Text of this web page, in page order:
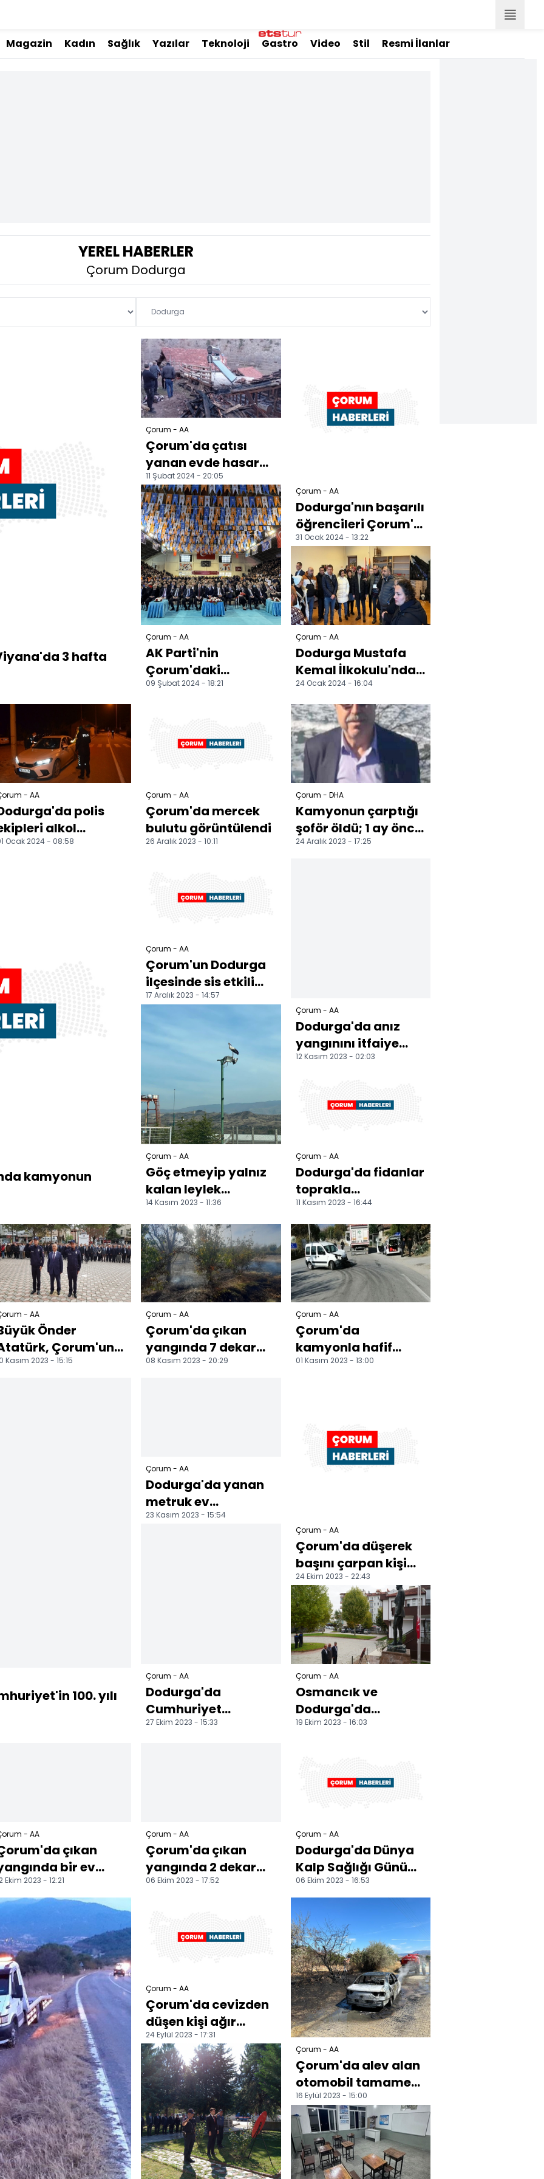
Magazin Kadın Sağlık Yazılar Teknoloji Gastro Video Stil Resmi İlanlar
YEREL HABERLER
Çorum Dodurga
3 hafta
Çorum - AA
Çorum'da çatısı
yanan evde hasar
oluştu
11 Şubat 2024 - 20:05
Çorum - AA
AK Parti'nin
Çorum'daki
belediye başkan
09 Şubat 2024 - 18:21
Çorum - AA
Dodurga'nın başarılı
öğrencileri Çorum'u
gezdi
31 Ocak 2024 - 13:22
Çorum - AA
Dodurga Mustafa
Kemal İlkokulu'ndan
eğitimciler
Hollanda'yı ziyaret
etti
24 Ocak 2024 - 16:04
- AA
polis
alkol
yaptı
Ocak 2024 - 08:58
Çorum - AA
Çorum'da mercek
bulutu görüntülendi
26 Aralık 2023 - 10:11
Çorum - DHA
Kamyonun çarptığı
şoför öldü; 1 ay önce
işe başlamış
24 Aralık 2023 - 17:25
kamyonun
Çorum - AA
Çorum'un Dodurga
ilçesinde sis etkili
oldu
17 Aralık 2023 - 14:57
Çorum - AA
Göç etmeyip yalnız
kalan leylek
belediye ekiplerince
besleniyor
14 Kasım 2023 - 11:36
Çorum - AA
Dodurga'da anız
yangınını itfaiye
ekipleri söndürdü
12 Kasım 2023 - 02:03
Çorum - AA
Dodurga'da fidanlar
toprakla
buluşturuldu
11 Kasım 2023 - 16:44
- AA
Önder
Çorum'un
anıldı
Kasım 2023 - 15:15
Çorum - AA
Çorum'da çıkan
yangında 7 dekar
meyve bahçesi
08 Kasım 2023 - 20:29
Çorum - AA
Çorum'da
kamyonla hafif
ticari araç çarpıştı,
01 Kasım 2023 - 13:00
100. yılı
Çorum - AA
Dodurga'da yanan
metruk ev
kullanılamaz hale
23 Kasım 2023 - 15:54
Çorum - AA
Dodurga'da
Cumhuriyet
Yürüyüşü
27 Ekim 2023 - 15:33
Çorum - AA
Çorum'da düşerek
başını çarpan kişi
hastanede öldü
24 Ekim 2023 - 22:43
Çorum - AA
Osmancık ve
Dodurga'da
Muhtarlar Günü
19 Ekim 2023 - 16:03
- AA
çıkan
bir ev
hale
Ekim 2023 - 12:21
Çorum - AA
Çorum'da çıkan
yangında 2 dekar
ceviz bahçesi zarar
06 Ekim 2023 - 17:52
Çorum - AA
Dodurga'da Dünya
Kalp Sağlığı Günü
kutlandı
06 Ekim 2023 - 16:53
Çorum - AA
Çorum'da cevizden
düşen kişi ağır
yaralandı
24 Eylül 2023 - 17:31
Çorum - AA
Çorum'da alev alan
otomobil tamamen
yandı
16 Eylül 2023 - 15:00